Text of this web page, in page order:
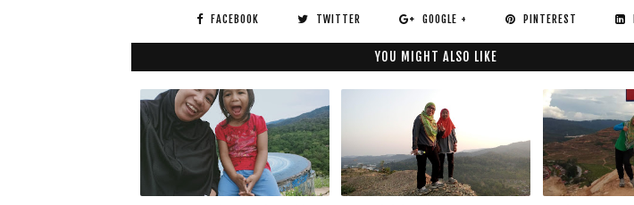
FACEBOOK TWITTER GOOGLE + PINTEREST
YOU MIGHT ALSO LIKE